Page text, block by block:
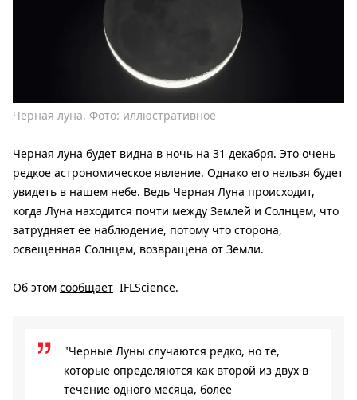
Черная луна. Фото: иллюстративное
Черная луна будет видна в ночь на 31 декабря. Это очень
редкое астрономическое явление. Однако его нельзя будет
увидеть в нашем небе. Ведь Черная Луна происходит,
когда Луна находится почти между Землей и Солнцем, что
затрудняет ее наблюдение, потому что сторона,
освещенная Солнцем, возвращена от Земли.
Об этом сообщает IFLScience.
"Черные Луны случаются редко, но те,
которые определяются как второй из двух в
течение одного месяца, более